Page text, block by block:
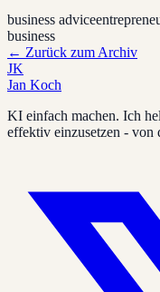
business advice
business
← Zurück zum Archiv
JK
Jan Koch
KI einfach machen. Ich
effektiv einzusetzen - von